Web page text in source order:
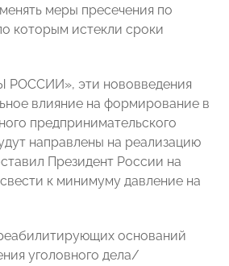
меры пресечения по
которым истекли сроки
эти нововведения
влияние на формирование в
предпринимательского
направлены на реализацию
Президент России на
к минимуму давление на
оснований
уголовного дела/